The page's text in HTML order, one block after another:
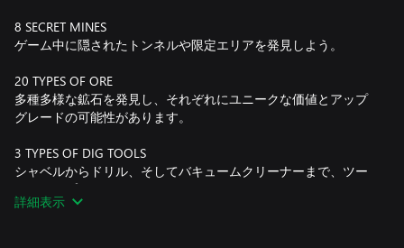
8 SECRET MINES
ゲーム中に隠されたトンネルや限定エリアを発見しよう。
20 TYPES OF ORE
多種多様な鉱石を発見し、それぞれにユニークな価値とアップ
グレードの可能性があります。
3 TYPES OF DIG TOOLS
シャベルからドリル、そしてバキュームクリーナーまで、ツー
ルをアップグレードしよう。
詳細表示